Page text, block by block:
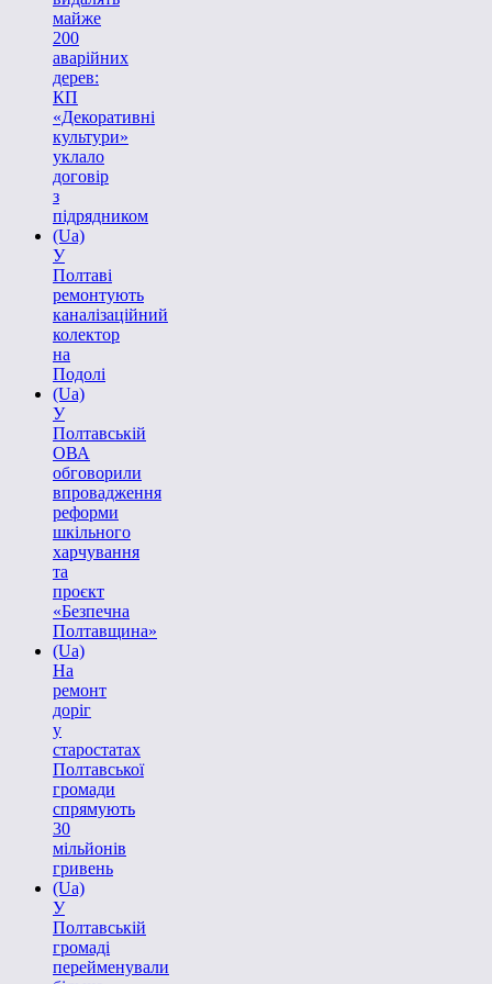
майже
200
аварійних
дерев:
КП
«Декоративні
культури»
уклало
договір
з
підрядником
(Ua)
У
Полтаві
ремонтують
каналізаційний
колектор
на
Подолі
(Ua)
У
Полтавській
ОВА
обговорили
впровадження
реформи
шкільного
харчування
та
проєкт
«Безпечна
Полтавщина»
(Ua)
На
ремонт
доріг
у
старостатах
Полтавської
громади
спрямують
30
мільйонів
гривень
(Ua)
У
Полтавській
громаді
перейменували